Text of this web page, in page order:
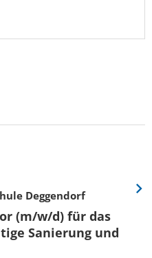
Deggendorf
(m/w/d) für das
Sanierung und
Eine